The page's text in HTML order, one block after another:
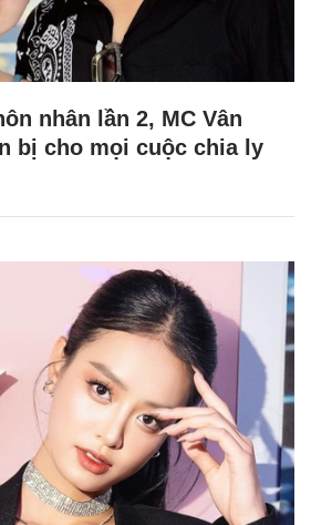
nhân lần 2, MC Vân
bị cho mọi cuộc chia ly